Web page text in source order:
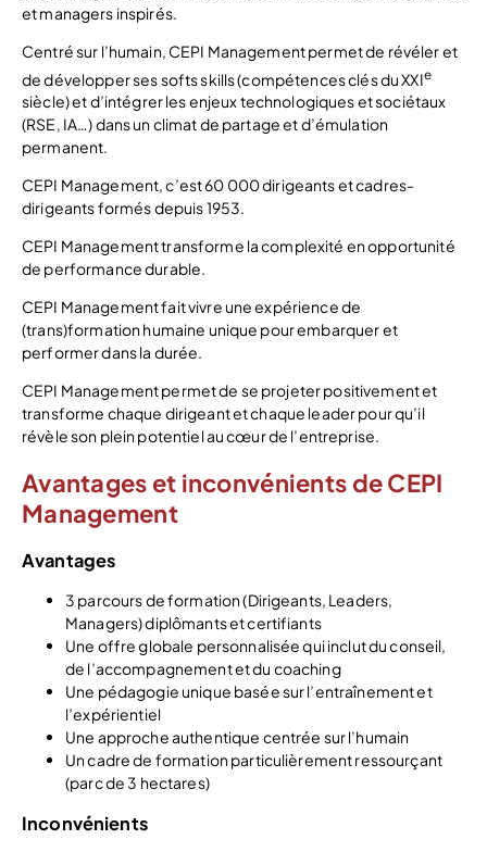
et managers inspirés.
Centré sur l’humain, CEPI Management permet de révéler et
de développer ses softs skills (compétences clés du XXIe
siècle) et d’intégrer les enjeux technologiques et sociétaux
(RSE, IA…) dans un climat de partage et d’émulation
permanent.
CEPI Management, c’est 60 000 dirigeants et cadres-
dirigeants formés depuis 1953.
CEPI Management transforme la complexité en opportunité
de performance durable.
CEPI Management fait vivre une expérience de
(trans)formation humaine unique pour embarquer et
performer dans la durée.
CEPI Management permet de se projeter positivement et
transforme chaque dirigeant et chaque leader pour qu’il
révèle son plein potentiel au cœur de l’entreprise.
Avantages et inconvénients de CEPI
Management
Avantages
3 parcours de formation (Dirigeants, Leaders,
Managers) diplômants et certifiants
Une offre globale personnalisée qui inclut du conseil,
de l’accompagnement et du coaching
Une pédagogie unique basée sur l’entraînement et
l’expérientiel
Une approche authentique centrée sur l’humain
Un cadre de formation particulièrement ressourçant
(parc de 3 hectares)
Inconvénients